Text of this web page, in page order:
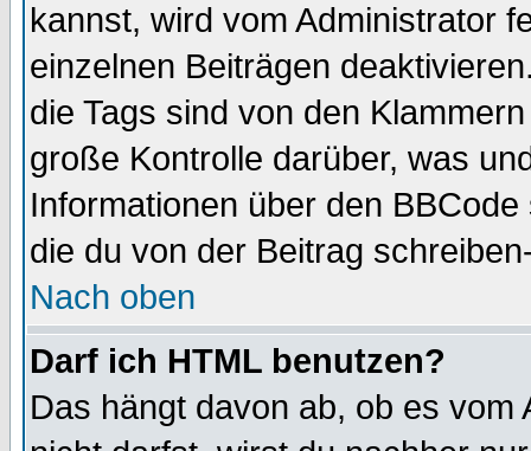
kannst, wird vom Administrator
einzelnen Beiträgen
die Tags sind von den
große Kontrolle darüber, was
Informationen über den
die du von der Beitrag
Nach oben
Darf ich HTML benutzen?
Das hängt davon ab, ob es